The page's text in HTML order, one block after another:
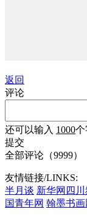
返回
评论
还可以输入 1000个
提交
全部评论（9999）
友情链接/LINKS:
半月谈 新华网四川
国青年网 翰墨书画